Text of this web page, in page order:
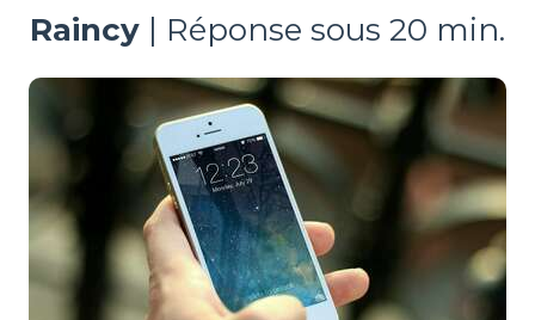
Raincy | Réponse sous 20 min.